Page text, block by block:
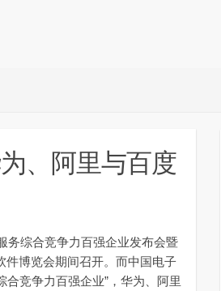
、阿里与百度
综合竞争力百强企业发布会暨
件博览会期间召开。而中国电子
竞争力百强企业”，华为、阿里